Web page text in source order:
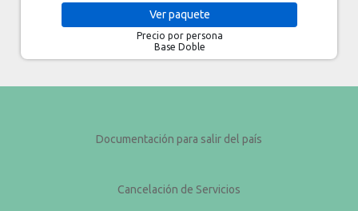
Verpaquete
Precio por persona
Base Doble
Documentación para salir del país
Cancelación de Servicios